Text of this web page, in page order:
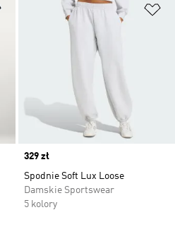
Dodaj do listy życzeń
Price
329 zł
Spodnie Soft Lux Loose
Damskie Sportswear
5 kolory